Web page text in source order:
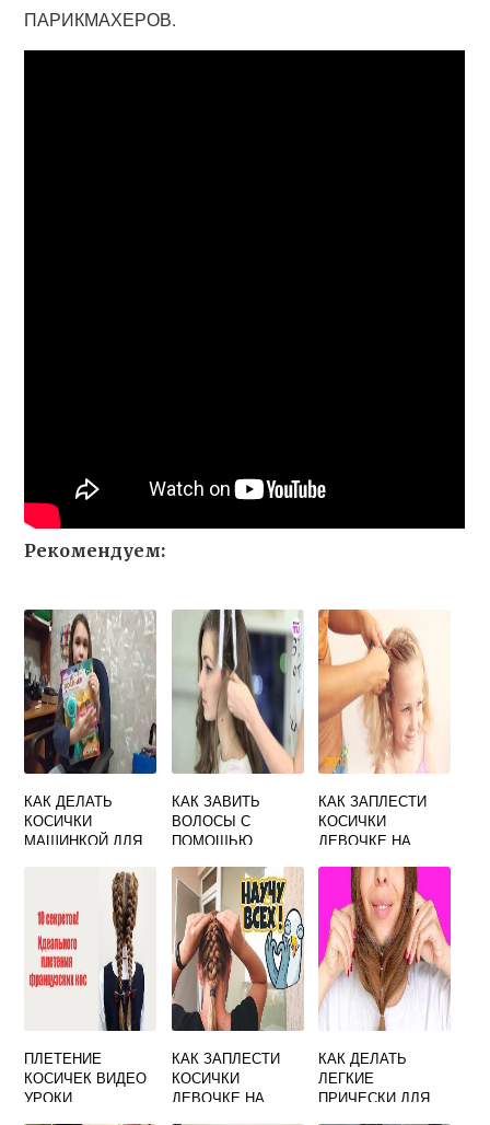
ПАРИКМАХЕРОВ.
Рекомендуем:
КАК ДЕЛАТЬ
КОСИЧКИ
МАШИНКОЙ ДЛЯ
КАК ЗАВИТЬ
ВОЛОСЫ С
ПОМОЩЬЮ
КАК ЗАПЛЕСТИ
КОСИЧКИ
ДЕВОЧКЕ НА
ПЛЕТЕНИЕ
КОСИЧЕК ВИДЕО
УРОКИ
КАК ЗАПЛЕСТИ
КОСИЧКИ
ДЕВОЧКЕ НА
КАК ДЕЛАТЬ
ЛЕГКИЕ
ПРИЧЕСКИ ДЛЯ